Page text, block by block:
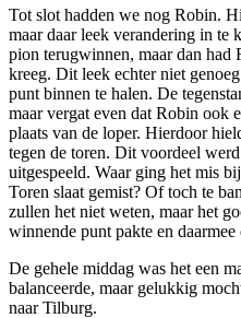
Tot slot hadden we nog Robin.
maar daar leek verandering in te
pion terugwinnen, maar dan
kreeg. Dit leek echter niet
punt binnen te halen. De
maar vergat even dat Robin ook
plaats van de loper. Hierdoor
tegen de toren. Dit voordeel
uitgespeeld. Waar ging het mis
Toren slaat gemist? Of toch te
zullen het niet weten, maar het
winnende punt pakte en
De gehele middag was het een
balanceerde, maar gelukkig
naar Tilburg.